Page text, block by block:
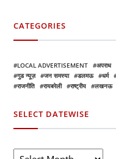
CATEGORIES
LOCAL ADVERTISEMENT अपराध
गुड न्यूज़
जन समस्या डलमऊ धर्म
राजनीति
रायबरेली राष्ट्रीय लखनऊ
SELECT DATEWISE